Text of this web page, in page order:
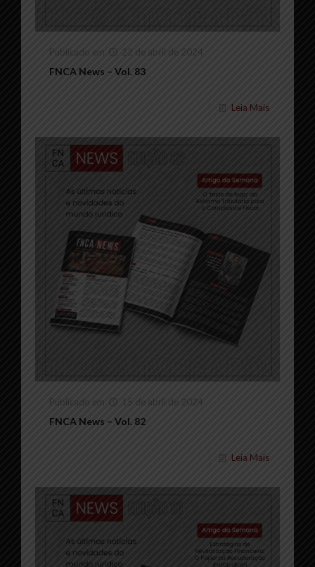
Publicado em 22 de abril de 2024
FNCA News – Vol. 83
Leia Mais
Publicado em 15 de abril de 2024
FNCA News – Vol. 82
Leia Mais